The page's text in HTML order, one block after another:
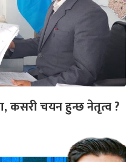
कसरी चयन हुन्छ नेतृत्व ?